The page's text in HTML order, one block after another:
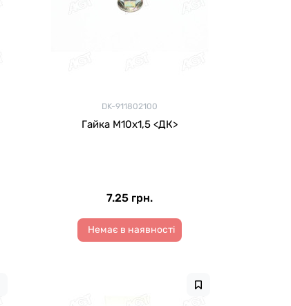
DK-911802100
Гайка М10х1,5 <ДК>
7.25 грн.
Немає в наявності